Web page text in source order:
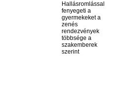
Hallásromlással
fenyegeti a
gyermekeket a
zenés
rendezvények
többsége a
szakemberek
szerint